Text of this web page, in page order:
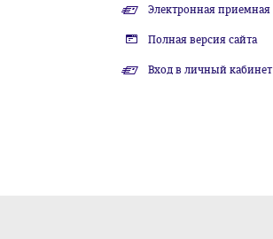
Электронная приемная
Полная версия сайта
Вход в личный кабинет